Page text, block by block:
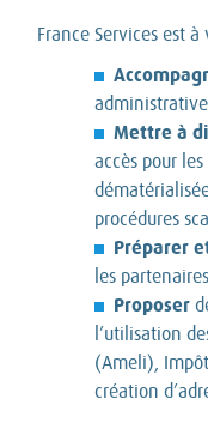
France Services est
Mettre à
accès pour
procédures
Préparer
les
Proposer
l’utilisation
(Ameli),
création